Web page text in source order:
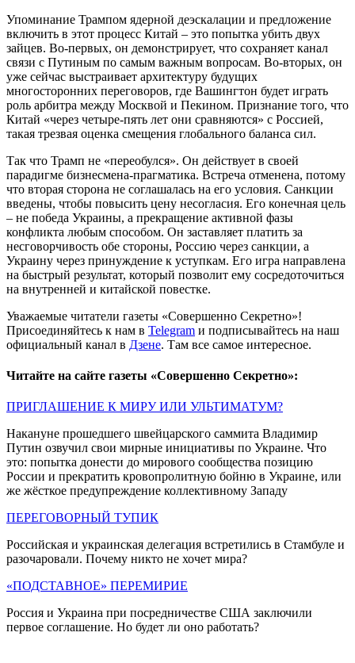
Упоминание Трампом ядерной деэскалации и предложение
включить в этот процесс Китай – это попытка убить двух
зайцев. Во-первых, он демонстрирует, что сохраняет канал
связи с Путиным по самым важным вопросам. Во-вторых, он
уже сейчас выстраивает архитектуру будущих
многосторонних переговоров, где Вашингтон будет играть
роль арбитра между Москвой и Пекином. Признание того, что
Китай «через четыре-пять лет они сравняются» с Россией,
такая трезвая оценка смещения глобального баланса сил.
Так что Трамп не «переобулся». Он действует в своей
парадигме бизнесмена-прагматика. Встреча отменена, потому
что вторая сторона не соглашалась на его условия. Санкции
введены, чтобы повысить цену несогласия. Его конечная цель
– не победа Украины, а прекращение активной фазы
конфликта любым способом. Он заставляет платить за
несговорчивость обе стороны, Россию через санкции, а
Украину через принуждение к уступкам. Его игра направлена
на быстрый результат, который позволит ему сосредоточиться
на внутренней и китайской повестке.
Уважаемые читатели газеты «Совершенно Секретно»!
Присоединяйтесь к нам в Telegram и подписывайтесь на наш
официальный канал в Дзене. Там все самое интересное.
Читайте на сайте газеты «Совершенно Секретно»:
ПРИГЛАШЕНИЕ К МИРУ ИЛИ УЛЬТИМАТУМ?
Накануне прошедшего швейцарского саммита Владимир
Путин озвучил свои мирные инициативы по Украине. Что
это: попытка донести до мирового сообщества позицию
России и прекратить кровопролитную бойню в Украине, или
же жёсткое предупреждение коллективному Западу
ПЕРЕГОВОРНЫЙ ТУПИК
Российская и украинская делегация встретились в Стамбуле и
разочаровали. Почему никто не хочет мира?
«ПОДСТАВНОЕ» ПЕРЕМИРИЕ
Россия и Украина при посредничестве США заключили
первое соглашение. Но будет ли оно работать?